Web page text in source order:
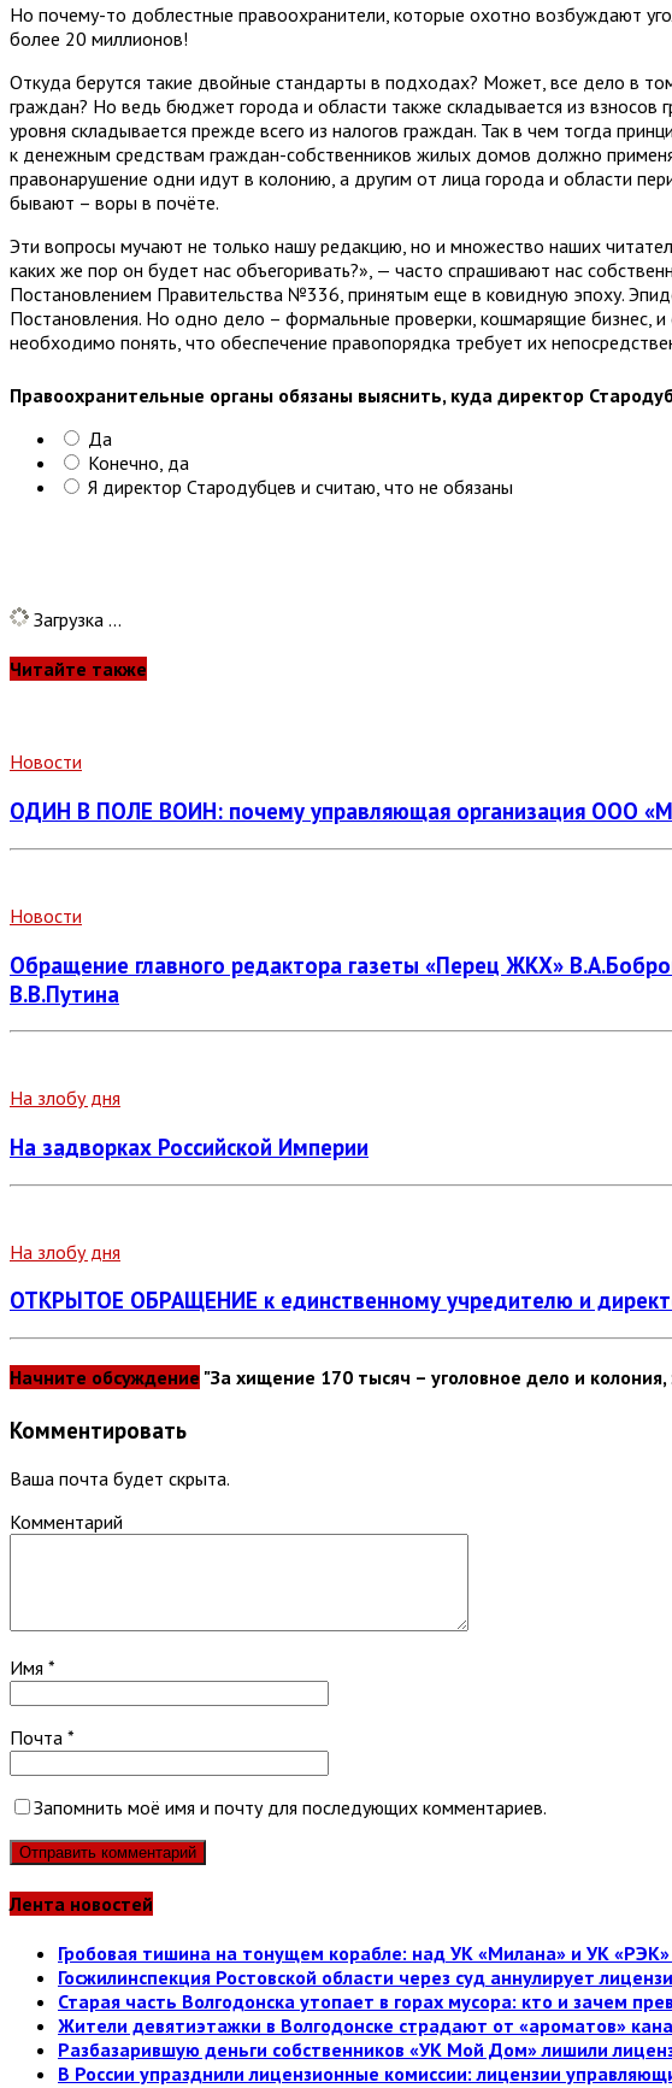
Но почему-то доблестные правоохранители, которые охотно возбуждают
более 20 миллионов!
Откуда берутся такие двойные стандарты в подходах? Может, все дело в
граждан? Но ведь бюджет города и области также складывается из
уровня складывается прежде всего из налогов граждан. Так в чем тогда
к денежным средствам граждан-собственников жилых домов должно
правонарушение одни идут в колонию, а другим от лица города и области
бывают – воры в почёте.
Эти вопросы мучают не только нашу редакцию, но и множество наших
каких же пор он будет нас объегоривать?», — часто спрашивают нас
Постановлением Правительства №336, принятым еще в ковидную эпоху.
Постановления. Но одно дело – формальные проверки, кошмарящие бизнес,
необходимо понять, что обеспечение правопорядка требует их
Правоохранительные органы обязаны выяснить, куда директор
Да
Конечно, да
Я директор Стародубцев и считаю, что не обязаны
Загрузка ...
Читайте также
Новости
ОДИН В ПОЛЕ ВОИН: почему управляющая организация ООО
Новости
Обращение главного редактора газеты «Перец ЖКХ»
В.В.Путина
На злобу дня
На задворках Российской Империи
На злобу дня
ОТКРЫТОЕ ОБРАЩЕНИЕ к единственному учредителю и
Начните обсуждение "За хищение 170 тысяч – уголовное дело и
Комментировать
Ваша почта будет скрыта.
Комментарий
Имя *
Почта *
Запомнить моё имя и почту для последующих комментариев.
Лента новостей
Гробовая тишина на тонущем корабле: над УК «Милана» и УК «РЭК»
Госжилинспекция Ростовской области через суд аннулирует
Старая часть Волгодонска утопает в горах мусора: кто и зачем
Жители девятиэтажки в Волгодонске страдают от «ароматов»
Разбазарившую деньги собственников «УК Мой Дом» лишили
В России упразднили лицензионные комиссии: лицензии